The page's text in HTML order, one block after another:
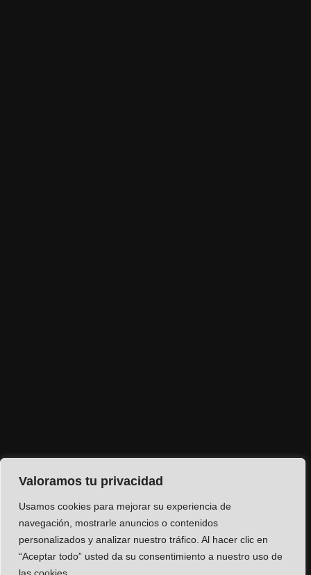
Valoramos tu privacidad
Usamos cookies para mejorar su experiencia de
navegación, mostrarle anuncios o contenidos
personalizados y analizar nuestro tráfico. Al hacer clic en
“Aceptar todo” usted da su consentimiento a nuestro uso de